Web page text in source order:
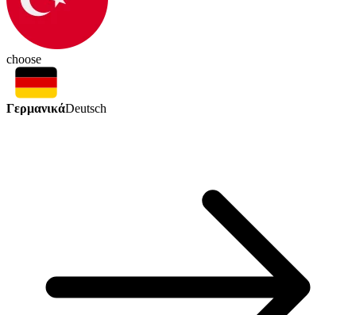
choose
ΓερμανικάDeutsch